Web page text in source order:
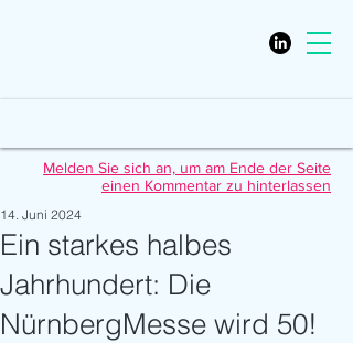
Melden Sie sich an, um am Ende der Seite
einen Kommentar zu hinterlassen
Ein starkes halbes
Jahrhundert: Die
NürnbergMesse wird 50!
14. Juni 2024